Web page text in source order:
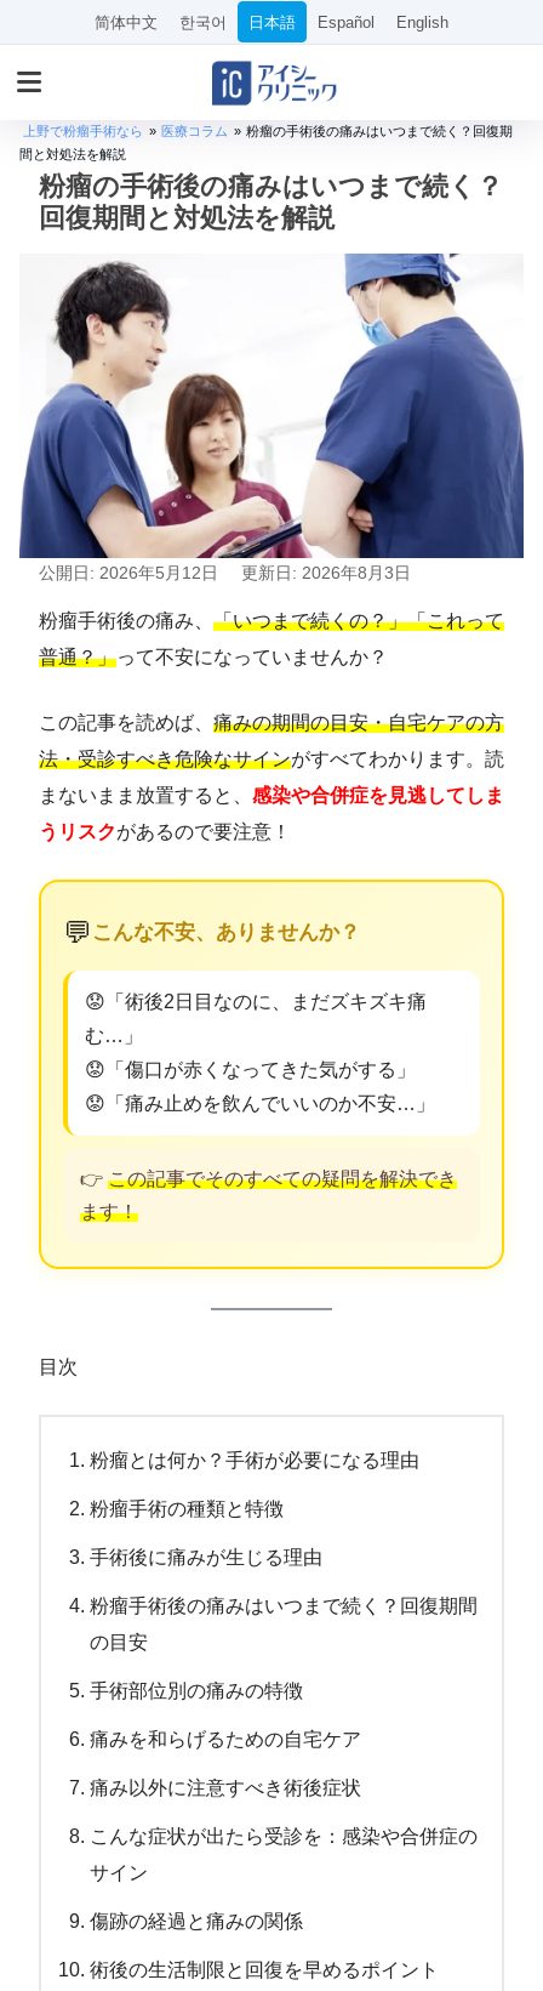
简体中文 한국어 日本語 Español English
上野で粉瘤手術なら » 医療コラム » 粉瘤の手術後の痛みはいつまで続く？回復期
間と対処法を解説
粉瘤の手術後の痛みはいつまで続く？
回復期間と対処法を解説
公開日: 2026年5月12日 更新日: 2026年8月3日
粉瘤手術後の痛み、 「いつまで続くの？」「これって
普通？」って不安になっていませんか？
この記事を読めば、 痛みの期間の目安・自宅ケアの方
法・受診すべき危険なサインがすべてわかります。読
まないまま放置すると、 感染や合併症を見逃してしま
うリスクがあるので要注意！
💬 こんな不安、ありませんか？
😟「術後2日目なのに、まだズキズキ痛
む…」
😟「傷口が赤くなってきた気がする」
😟「痛み止めを飲んでいいのか不安…」
👉 この記事でそのすべての疑問を解決でき
ます！
目次
粉瘤とは何か？手術が必要になる理由
粉瘤手術の種類と特徴
手術後に痛みが生じる理由
粉瘤手術後の痛みはいつまで続く？回復期間
の目安
手術部位別の痛みの特徴
痛みを和らげるための自宅ケア
痛み以外に注意すべき術後症状
こんな症状が出たら受診を：感染や合併症の
サイン
傷跡の経過と痛みの関係
術後の生活制限と回復を早めるポイント